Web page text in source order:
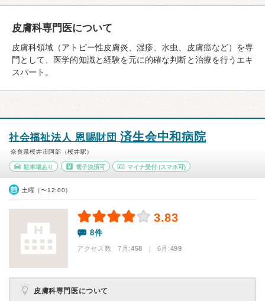
皮膚科専門医について
皮膚科領域（アトピー性皮膚炎、湿疹、水虫、皮膚癌など）を専
門として、医学的知識と経験を元に的確な判断と治療を行うエキ
スパート。
社会福祉法人 恩賜財団済生会中和病院
奈良県桜井市阿部（桜井駅）
駐車場あり 電子決済可 マイナ受付 (スマホ可)
土曜（〜12:00）
3.83
8件
アクセス数 7月:458 | 6月:499
皮膚科専門医について